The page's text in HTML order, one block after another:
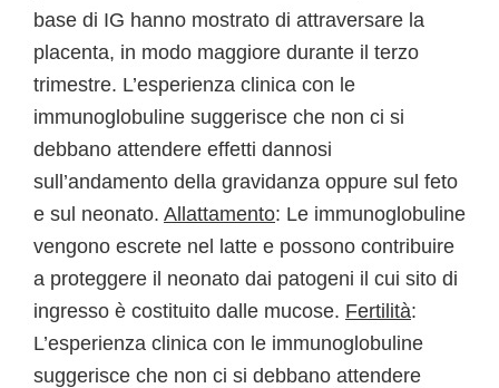
base di IG hanno mostrato di attraversare la
placenta, in modo maggiore durante il terzo
trimestre. L’esperienza clinica con le
immunoglobuline suggerisce che non ci si
debbano attendere effetti dannosi
sull’andamento della gravidanza oppure sul feto
e sul neonato. Allattamento: Le immunoglobuline
vengono escrete nel latte e possono contribuire
a proteggere il neonato dai patogeni il cui sito di
ingresso è costituito dalle mucose. Fertilità:
L’esperienza clinica con le immunoglobuline
suggerisce che non ci si debbano attendere